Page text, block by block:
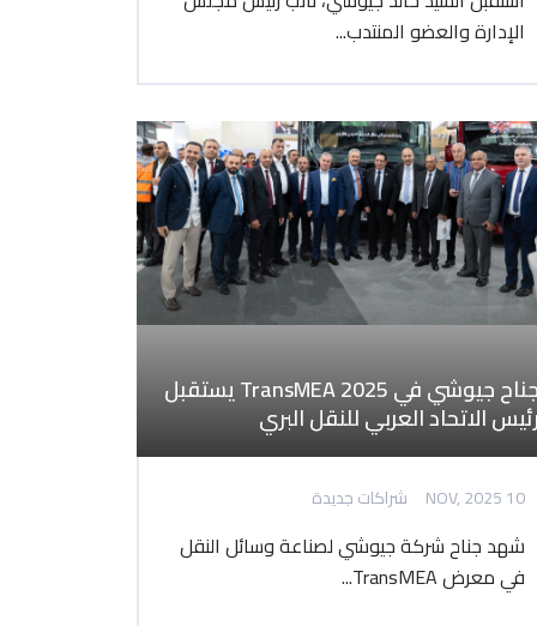
الإدارة والعضو المنتدب...
جناح جيوشي في TransMEA 2025 يستقبل
رئيس الاتحاد العربي للنقل البري
10 NOV, 2025 شراكات جديدة
شهد جناح شركة جيوشي لصناعة وسائل النقل
في معرض TransMEA...